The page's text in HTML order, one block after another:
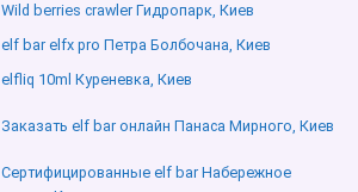
Wild berries crawler Гидропарк, Киев
elf bar elfx pro Петра Болбочана, Киев
elfliq 10ml Куреневка, Киев
Заказать elf bar онлайн Панаса Мирного, Киев
Сертифицированные elf bar Набережное